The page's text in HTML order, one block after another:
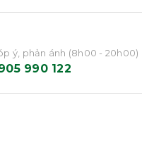
ý, phản ánh (8h00 - 20h00)
990 122